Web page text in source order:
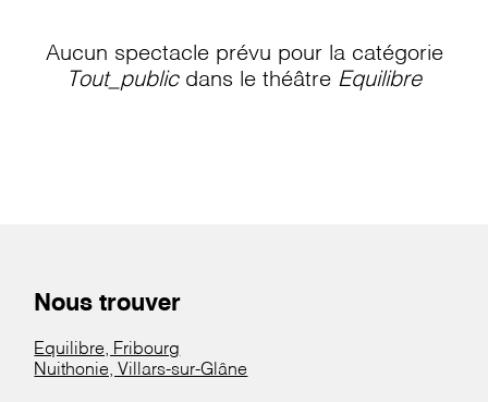
Aucun spectacle prévu pour la catégorie
Tout_publicdans le théâtre Equilibre
Nous trouver
Equilibre, Fribourg
Nuithonie, Villars-sur-Glâne